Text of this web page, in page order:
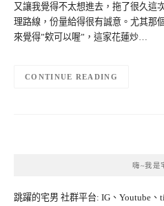
又讓我覺得不太想進去，拖了很久這
理路線，份量給得很有誠意。尤其那
來覺得”欸可以喔”，這家花蓮炒…
CONTINUE READING
嗨~我是
跳躍的宅男 社群平台: IG、Youtube